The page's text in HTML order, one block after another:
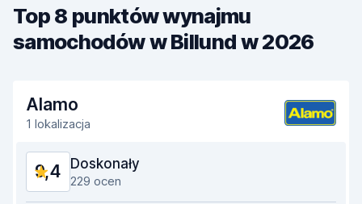
Top 8 punktów wynajmu
samochodów w Billund w 2026
Alamo
1 lokalizacja
9,4 Doskonały
229 ocen